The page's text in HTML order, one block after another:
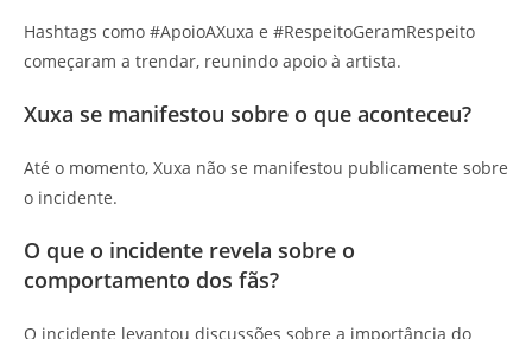
Hashtags como #ApoioAXuxa e #RespeitoGeramRespeito
começaram a trendar, reunindo apoio à artista.
Xuxa se manifestou sobre o que aconteceu?
Até o momento, Xuxa não se manifestou publicamente sobre
o incidente.
O que o incidente revela sobre o
comportamento dos fãs?
O incidente levantou discussões sobre a importância do